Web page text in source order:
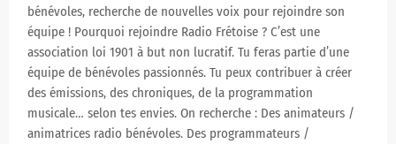
bénévoles, recherche de nouvelles voix pour rejoindre son
équipe ! Pourquoi rejoindre Radio Frétoise ? C’est une
association loi 1901 à but non lucratif. Tu feras partie d’une
équipe de bénévoles passionnés. Tu peux contribuer à créer
des émissions, des chroniques, de la programmation
musicale… selon tes envies. On recherche : Des animateurs /
animatrices radio bénévoles. Des programmateurs /